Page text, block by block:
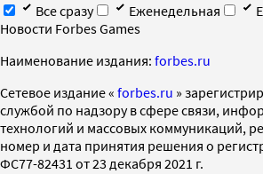
Все сразу
Еженедельная
Новости Forbes Games
Наименование издания: forbes.ru
Cетевое издание « forbes.ru »
службой по надзору в сфере связи,
технологий и массовых коммуникаций,
номер и дата принятия решения о
ФС77-82431 от 23 декабря 2021 г.